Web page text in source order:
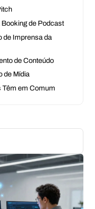
de Podcast
de Imprensa da
de Conteúdo
de Mídia
Têm em Comum